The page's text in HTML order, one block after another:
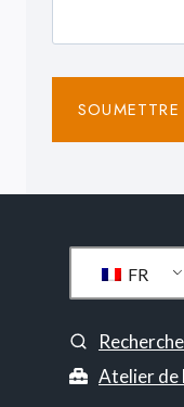
FR
Atelier de